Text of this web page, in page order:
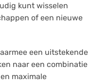
kunt wisselen
of een nieuwe
een uitstekende
naar een combinatie
maximale